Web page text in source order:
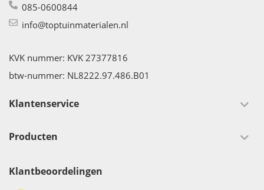
085-0600844
info@toptuinmaterialen.nl
KVK nummer: KVK 27377816
btw-nummer: NL8222.97.486.B01
Klantenservice
Producten
Klantbeoordelingen